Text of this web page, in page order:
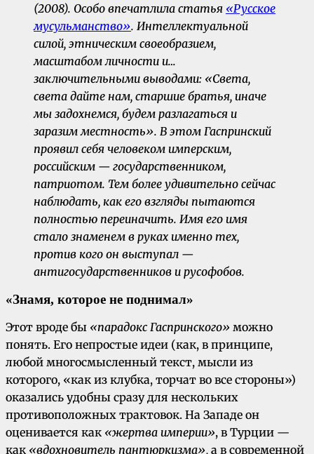
(2008). Особо впечатлила статья «Русское
мусульманство». Интеллектуальной
силой, этническим своеобразием,
масштабом личности и…
заключительными выводами: «Света,
света дайте нам, старшие братья, иначе
мы задохнемся, будем разлагаться и
заразим местность». В этом Гаспринский
проявил себя человеком имперским,
российским — государственником,
патриотом. Тем более удивительно сейчас
наблюдать, как его взгляды пытаются
полностью переиначить. Имя его имя
стало знаменем в руках именно тех,
против кого он выступал —
антигосударственников и русофобов.
«Знамя, которое не поднимал»
Этот вроде бы «парадокс Гаспринского» можно
понять. Его непростые идеи (как, в принципе,
любой многосмысленный текст, мысли из
которого, «как из клубка, торчат во все стороны»)
оказались удобны сразу для нескольких
противоположных трактовок. На Западе он
оценивается как «жертва империи», в Турции —
как «вдохновитель пантюркизма», а в современной